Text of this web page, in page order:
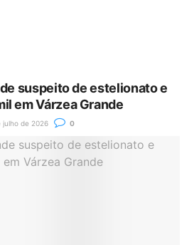
suspeito de estelionato e
em Várzea Grande
julho de 2026 0